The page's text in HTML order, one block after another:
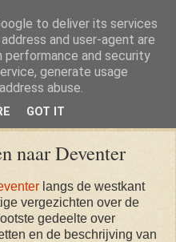
naar Deventer
langs de westkant
vergezichten over de
gedeelte over
en de beschrijving van
to deliver its services
and user-agent are
performance and security
generate usage
abuse.
GOT IT